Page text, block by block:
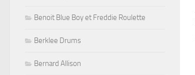
Benoit Blue Boy et Freddie Roulette
Berklee Drums
Bernard Allison